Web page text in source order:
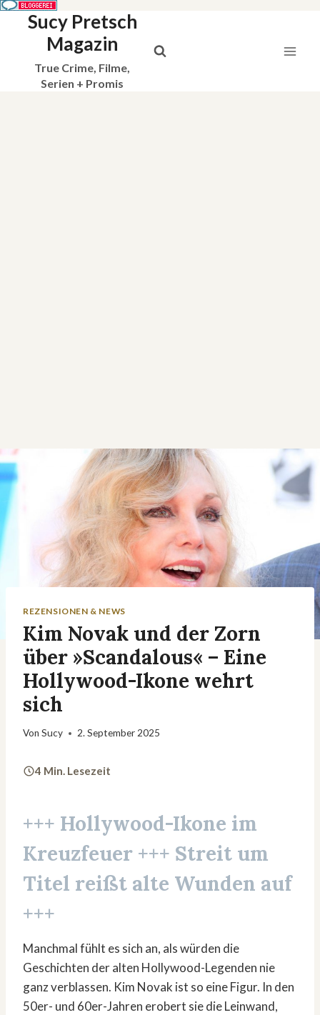
Sucy Pretsch
Magazin
True Crime, Filme,
Serien + Promis
REZENSIONEN & NEWS
Kim Novak und der Zorn
über »Scandalous« – Eine
Hollywood-Ikone wehrt
sich
Von Sucy 2. September 2025
4 Min. Lesezeit
+++ Hollywood-Ikone im
Kreuzfeuer +++ Streit um
Titel reißt alte Wunden auf
+++
Manchmal fühlt es sich an, als würden die
Geschichten der alten Hollywood-Legenden nie
ganz verblassen. Kim Novak ist so eine Figur. In den
50er- und 60er-Jahren erobert sie die Leinwand,